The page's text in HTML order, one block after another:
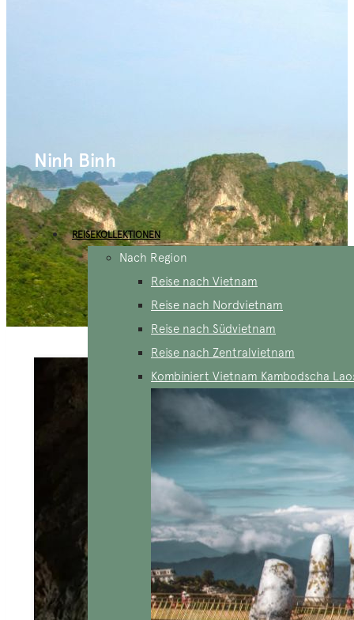
REISEKOLLEKTIONEN
Nach Region
Reise nach Vietnam
Reise nach Nordvietnam
Reise nach Südvietnam
Reise nach Zentralvietnam
Kombiniert Vietnam Kambodscha
Ninh Binh